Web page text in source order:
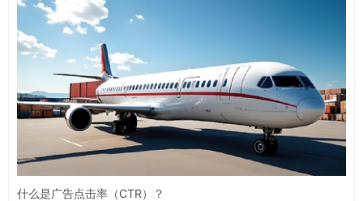
什么是广告点击率（CTR）？